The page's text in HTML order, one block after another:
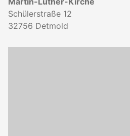
Schülerstraße 12
32756 Detmold